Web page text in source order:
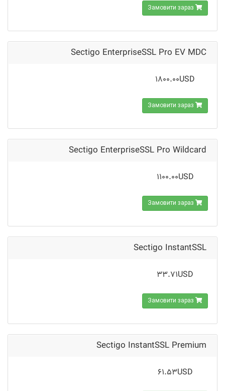
Замовити зараз
Sectigo EnterpriseSSL Pro EV MDC
1800.00USD
Замовити зараз
Sectigo EnterpriseSSL Pro Wildcard
1100.00USD
Замовити зараз
Sectigo InstantSSL
33.71USD
Замовити зараз
Sectigo InstantSSL Premium
61.53USD